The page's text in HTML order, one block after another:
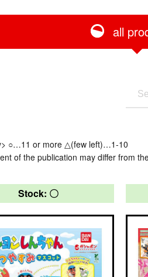
all
○…11 or more △(few left)…1-10
of the publication may differ from
Stock: 〇